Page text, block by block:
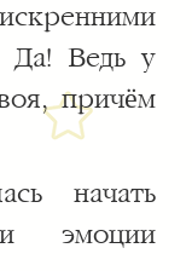
Да! Ведь у
причём
начать
эмоции